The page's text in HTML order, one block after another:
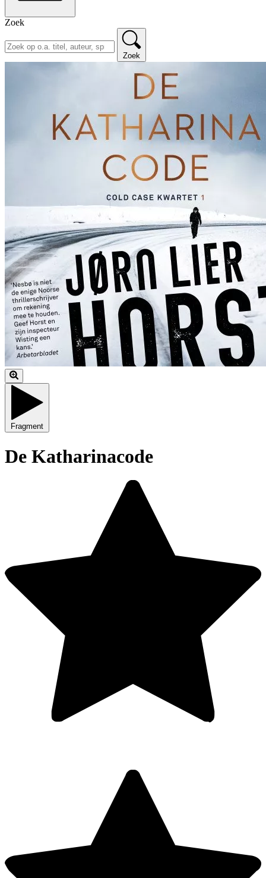
Zoek
Zoek
Fragment
De Katharinacode